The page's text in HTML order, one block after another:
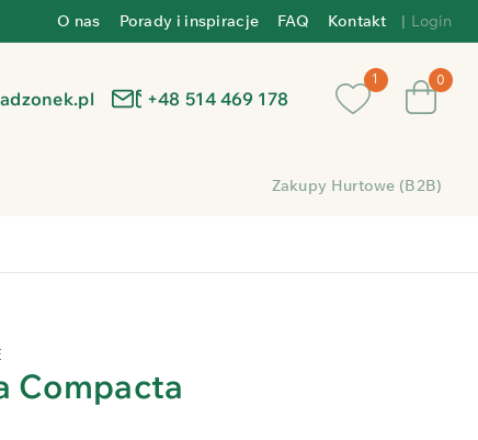
O nas Porady i inspiracje FAQ Kontakt | Login
+48 514 469 178
0
Zakupy Hurtowe (B2B)
Compacta